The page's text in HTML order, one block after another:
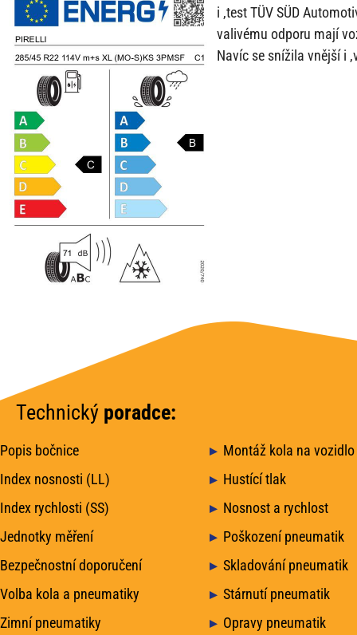
i ,test TÜV SÜD
valivému odporu mají
Navíc se snížila vnější i
Technický poradce:
Popis bočnice
Montáž kola na vozidlo
Index nosnosti (LL)
Hustící tlak
Index rychlosti (SS)
Nosnost a rychlost
Jednotky měření
Poškození pneumatik
Bezpečnostní doporučení
Skladování pneumatik
Volba kola a pneumatiky
Stárnutí pneumatik
Zimní pneumatiky
Opravy pneumatik